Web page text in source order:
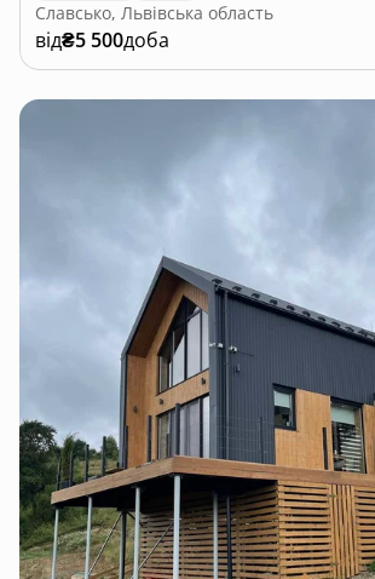
Славсько, Львівська область
від₴5 500доба